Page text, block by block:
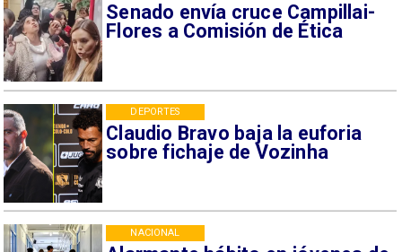
Senado envía cruce Campillai-
Flores a Comisión de Ética
Claudio Bravo baja la euforia
sobre fichaje de Vozinha
DEPORTES
NACIONAL